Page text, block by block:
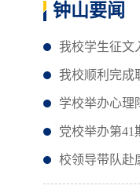
钟山要闻
我校学生征文
我校顺利完成
学校举办心理
党校举办第41
校领导带队赴